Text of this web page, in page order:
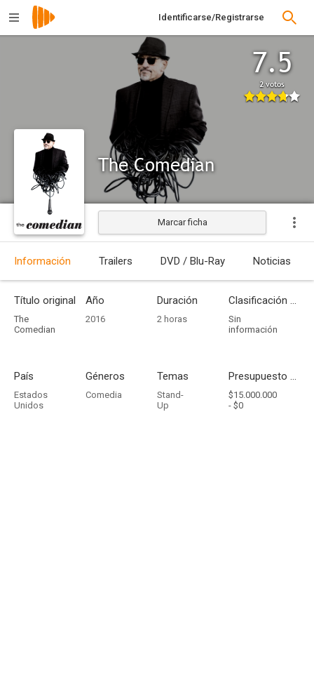
Identificarse/Registrarse
7.5
2 votos
The Comedian
Estrenada
Marcar ficha
Información Trailers DVD / Blu-Ray Noticias
Título original
The
Comedian
Año
2016
Duración
2 horas
Clasificación por edades
Sin
información
País
Estados
Unidos
Géneros
Comedia
Temas
Stand-
Up
Presupuesto - Ingresos
$15.000.000
- $0